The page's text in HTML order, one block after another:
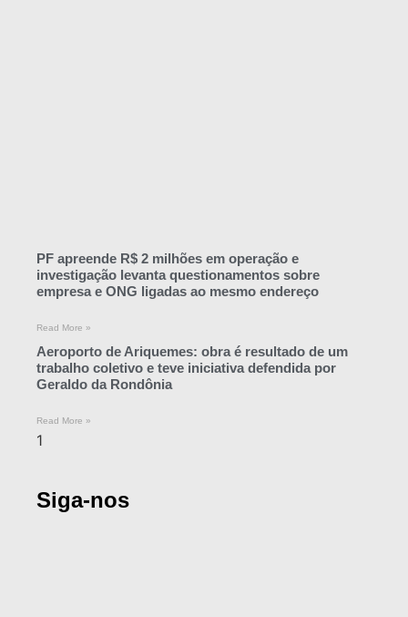
PF apreende R$ 2 milhões em operação e
investigação levanta questionamentos sobre
empresa e ONG ligadas ao mesmo endereço
Read More »
Aeroporto de Ariquemes: obra é resultado de um
trabalho coletivo e teve iniciativa defendida por
Geraldo da Rondônia
Read More »
Siga-nos